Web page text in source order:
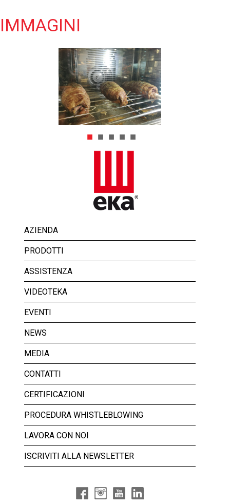
IMMAGINI
AZIENDA
PRODOTTI
ASSISTENZA
VIDEOTEKA
EVENTI
NEWS
MEDIA
CONTATTI
CERTIFICAZIONI
PROCEDURA WHISTLEBLOWING
LAVORA CON NOI
ISCRIVITI ALLA NEWSLETTER